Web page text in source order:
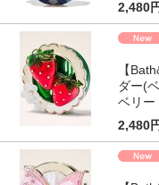
2,480
【
ダー(
ベリー
2,480